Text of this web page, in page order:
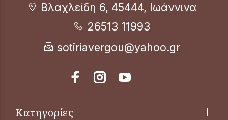
Βλαχλείδη 6, 45444, Ιωάννινα
26513 11993
sotiriavergou@yahoo.gr
Κατηγορίες